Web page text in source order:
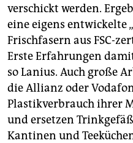
verschickt werden.
eine eigens entwickelte
Frischfasern aus FSC-
Erste Erfahrungen
so Lanius. Auch große
die Allianz oder
Plastikverbrauch ihrer
und ersetzen
Kantinen und